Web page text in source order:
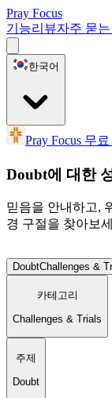
Pray Focus
기능리뷰자주 묻
한국어
Pray Focus 무
Doubt에 대한
믿음을 안내하고,
경 구절을 찾아보
DoubtChallenges &
카테고리
Challenges & Trials
주제
Doubt